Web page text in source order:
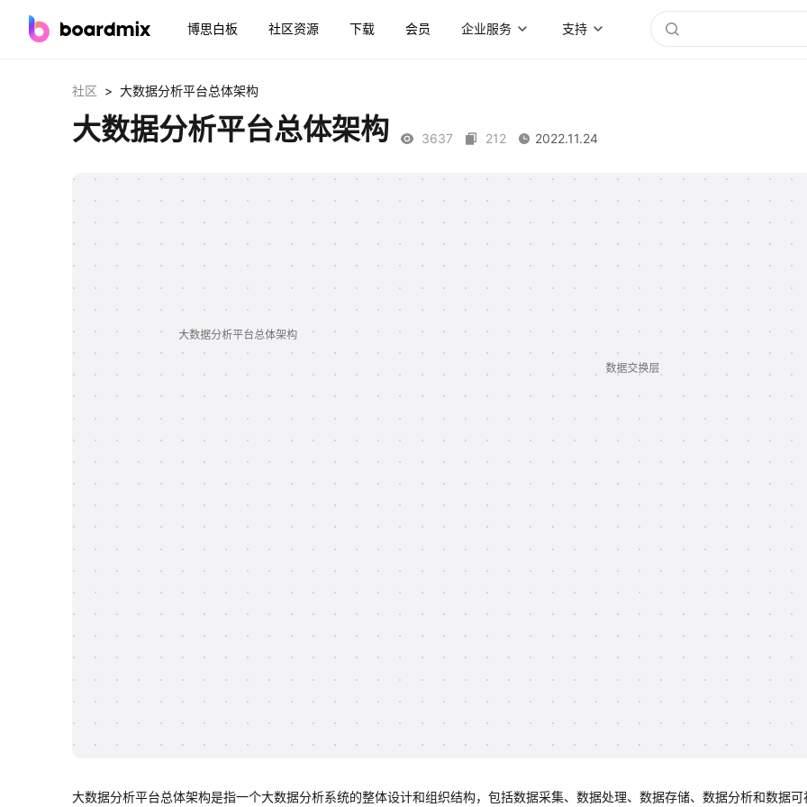
博思白板 社区资源 下载 会员 企业服务 支持
社区 > 大数据分析平台总体架构
大数据分析平台总体架构 3637 212 2022.11.24
大数据分析平台总体架构是指一个大数据分析系统的整体设计和组织结构，包括数据采集、数据处理、数据存储、数据分析和数据可